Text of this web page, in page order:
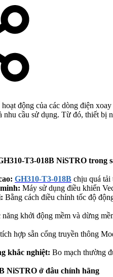
động của các dòng điện
cầu sử dụng. Từ đó, thiết bị
T3-018B NiSTRO trong
GH310-T3-018B chịu quá tải
Máy sử dụng điều khiển
Bằng cách điều chỉnh tốc độ
năng khởi động mềm và dừng
hợp sẵn cổng truyền thông
khắc nghiệt: Bo mạch thường
NiSTRO ở đâu chính hãng